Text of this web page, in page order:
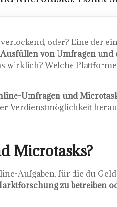
oder? Eine der
Ausfüllen von Umfragen und
wirklich? Welche
Umfragen und
Verdienstmöglichkeit
Microtasks?
Aufgaben, für die du
zu betreiben